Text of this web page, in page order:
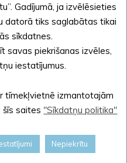
Gadījumā, ja izvēlēsieties
datorā tiks saglabātas tikai
sīkdatnes.
savas piekrišanas izvēles,
iestatījumus.
tīmekļvietnē izmantotajām
šīs saites "Sīkdatņu politika"
Nepiekrītu